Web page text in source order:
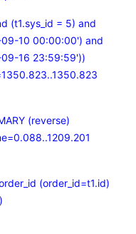
(t1.sys_id = 5) and
09-10 00:00:00') and
09-16 23:59:59'))
(reverse)
(order_id=t1.id)